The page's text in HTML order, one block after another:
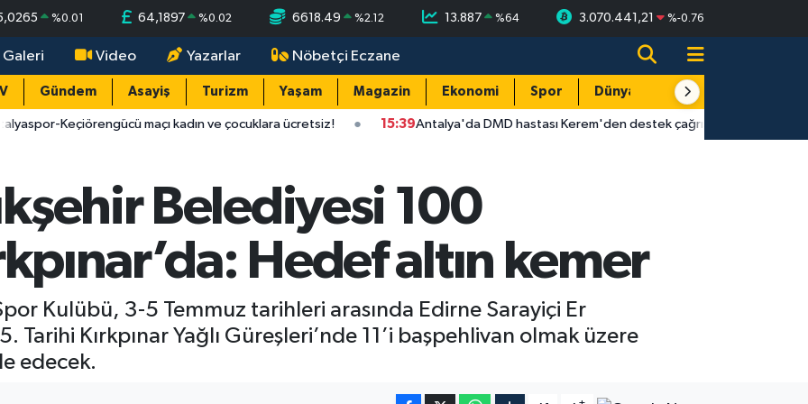
%0.01 64,1897 %0.02 6618.49 %2.12 13.887 %64 3.070.441,21 %-0.76
Galeri Video Yazarlar Nöbetçi Eczane
Gündem Asayiş Turizm Yaşam Magazin Ekonomi Spor Dünya Resmi Reklamlar
maçı kadın ve çocuklara ücretsiz! 15:39Antalya'da DMD hastası Kerem'den destek çağrısı: "Lütfen sesimi duyurun"
Belediyesi 100
Hedef altın kemer
Kulübü, 3-5 Temmuz tarihleri arasında Edirne Sarayiçi Er
Tarihi Kırkpınar Yağlı Güreşleri’nde 11’i başpehlivan olmak üzere
edecek.